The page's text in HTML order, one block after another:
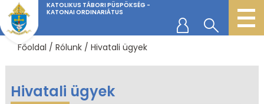
KATOLIKUS TÁBORI PÜSPÖKSÉG -
KATONAI ORDINARIÁTUS
Főoldal /Rólunk /Hivatali ügyek
Hivatali ügyek